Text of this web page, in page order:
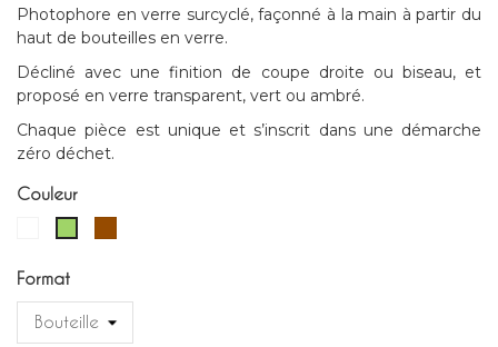
Photophore en verre surcyclé, façonné à la main à partir du
haut de bouteilles en verre.
Décliné avec une finition de coupe droite ou biseau, et
proposé en verre transparent, vert ou ambré.
Chaque pièce est unique et s’inscrit dans une démarche
zéro déchet.
Couleur
Format